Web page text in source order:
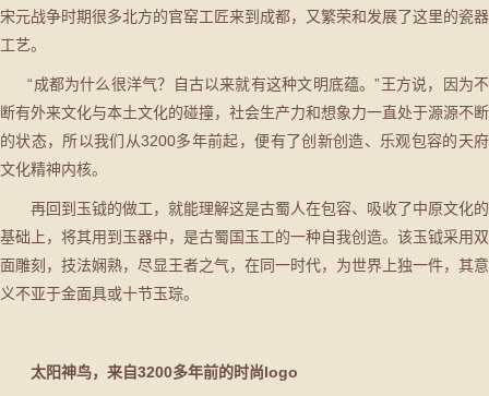
宋元战争时期很多北方的官窑工匠来到成都，又繁荣和发展了这里的瓷器
工艺。
“成都为什么很洋气？自古以来就有这种文明底蕴。”王方说，因为不
断有外来文化与本土文化的碰撞，社会生产力和想象力一直处于源源不断
的状态，所以我们从3200多年前起，便有了创新创造、乐观包容的天府
文化精神内核。
再回到玉钺的做工，就能理解这是古蜀人在包容、吸收了中原文化的
基础上，将其用到玉器中，是古蜀国玉工的一种自我创造。该玉钺采用双
面雕刻，技法娴熟，尽显王者之气，在同一时代，为世界上独一件，其意
义不亚于金面具或十节玉琮。
太阳神鸟，来自3200多年前的时尚logo